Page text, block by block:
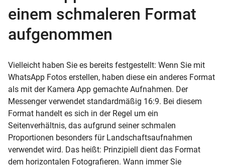
einem schmaleren Format
aufgenommen
Vielleicht haben Sie es bereits festgestellt: Wenn Sie mit
WhatsApp Fotos erstellen, haben diese ein anderes Format
als mit der Kamera App gemachte Aufnahmen. Der
Messenger verwendet standardmäßig 16:9. Bei diesem
Format handelt es sich in der Regel um ein
Seitenverhältnis, das aufgrund seiner schmalen
Proportionen besonders für Landschaftsaufnahmen
verwendet wird. Das heißt: Prinzipiell dient das Format
dem horizontalen Fotografieren. Wann immer Sie